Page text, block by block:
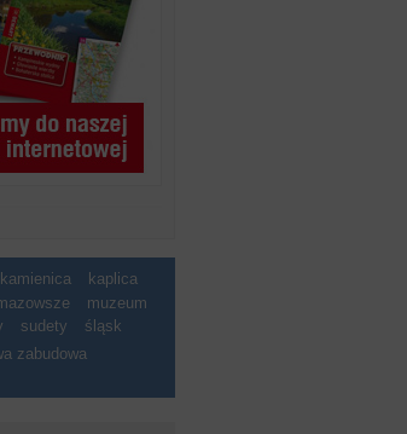
kamienica
kaplica
muzeum
sudety śląsk
zabudowa